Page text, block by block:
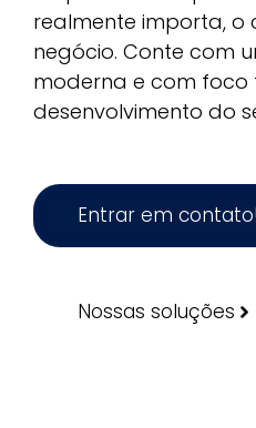
realmente importa, o
negócio. Conte com
moderna e com foco
desenvolvimento do
Entrar em contato!
Nossas soluções